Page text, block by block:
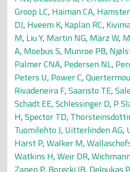
Groop LC, Haiman CA,
DJ, Hveem K, Kaplan RC,
M, Liu Y, Martin NG, März W,
A, Moebus S, Munroe PB,
Palmer CNA, Pedersen NL,
Peters U, Power C,
Rivadeneira F,Saaristo TE,
Schadt EE,Schlessinger D, P
H,Spector TD,
Tuomilehto J, Uitterlinden AG,
Harst P,Walker M,
Watkins H,Weir DR,
Zanen P, Borecki IB, Deloukas P